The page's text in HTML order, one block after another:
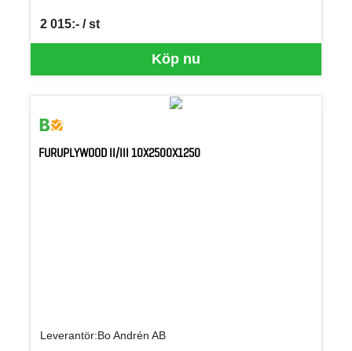
Köp nu
2 015:- / st
SEK per ST
FURUPLYWOOD II/III 10X2500X1250
Leverantör:Bo Andrén AB